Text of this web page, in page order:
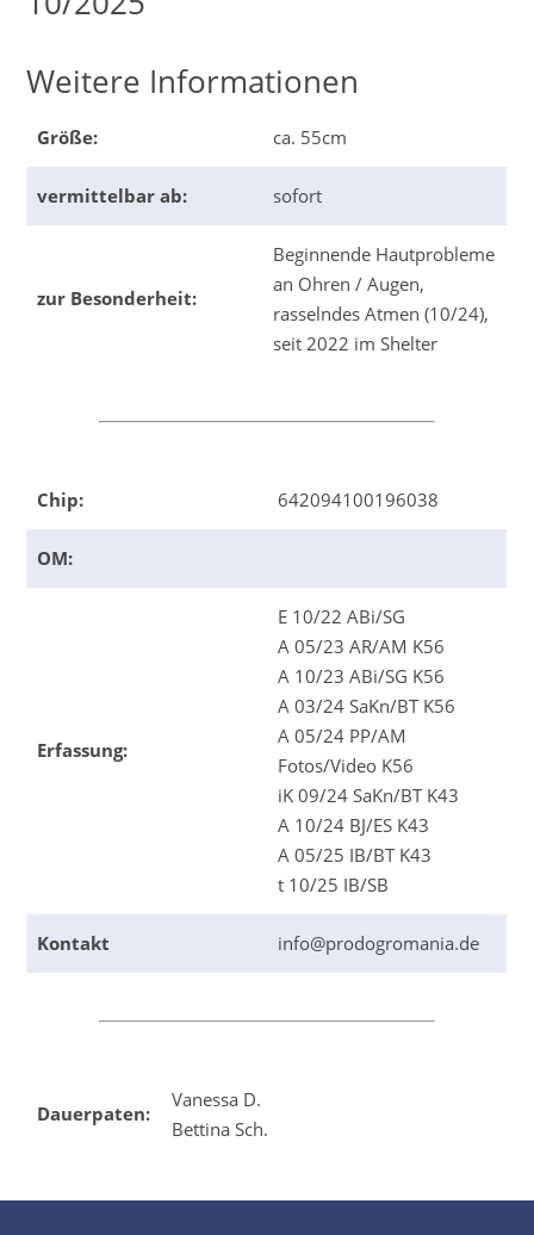
Weitere Informationen
Größe: ca. 55cm
vermittelbar ab: sofort
zur Besonderheit:
Beginnende Hautprobleme
an Ohren / Augen,
rasselndes Atmen (10/24),
seit 2022 im Shelter
Chip: 642094100196038
OM:
Erfassung:
E 10/22 ABi/SG
A 05/23 AR/AM K56
A 10/23 ABi/SG K56
A 03/24 SaKn/BT K56
A 05/24 PP/AM
Fotos/Video K56
iK 09/24 SaKn/BT K43
A 10/24 BJ/ES K43
A 05/25 IB/BT K43
t 10/25 IB/SB
Kontakt info@prodogromania.de
Dauerpaten:
Vanessa D.
Bettina Sch.